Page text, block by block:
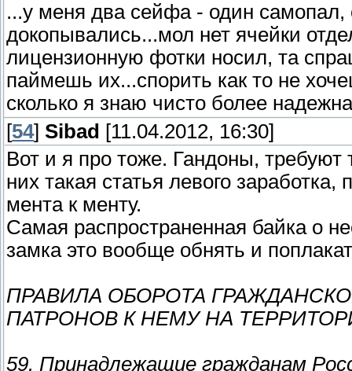
...у меня два сейфа - один самопал,
докопывались...мол нет ячейки
лицензионную фотки носил, та
паймешь их...спорить как то не
сколько я знаю чисто более
[54] Sibad [11.04.2012, 16:30]
Вот и я про тоже. Гандоны, требуют
них такая статья левого
мента к менту.
Самая распространенная байка о
замка это вообще обнять и
ПРАВИЛА ОБОРОТА
ПАТРОНОВ К НЕМУ НА
59. Принадлежащие гражданам